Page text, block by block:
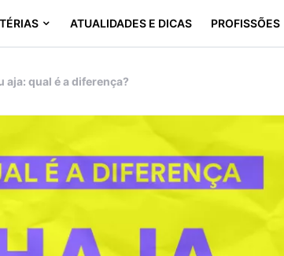
ATUALIDADES E DICAS PROFISSÕES
aja: qual é a diferença?